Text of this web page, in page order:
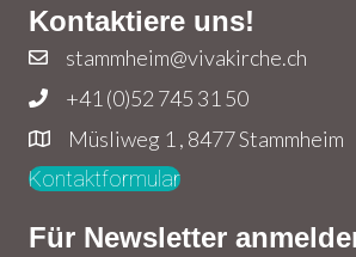
Kontaktiere uns!
stammheim@vivakirche.ch
+41 (0)52 745 31 50
Müsliweg 1 , 8477 Stammheim
Kontaktformular
Für Newsletter